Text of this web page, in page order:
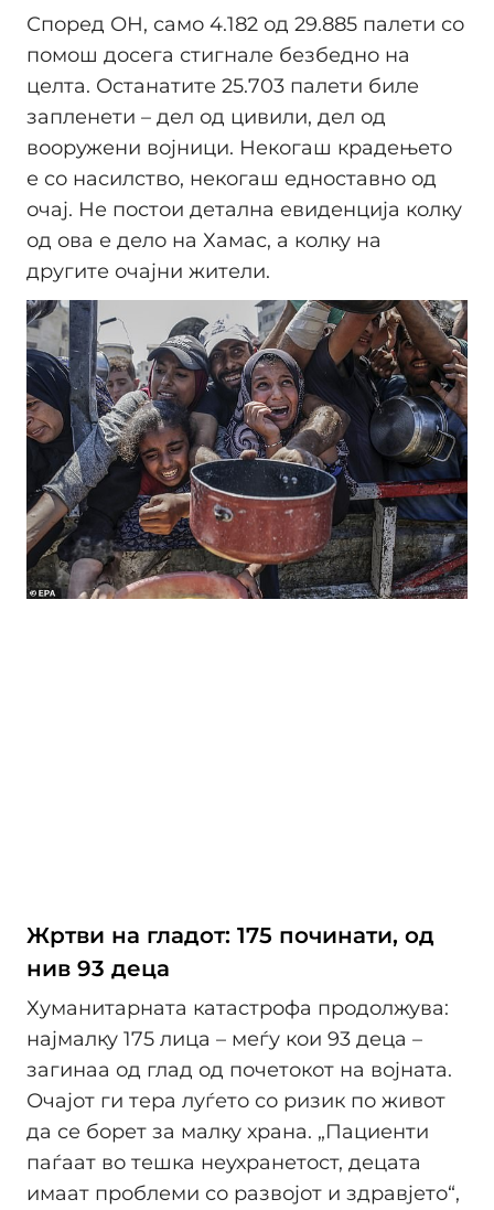
Според ОН, само 4.182 од 29.885 палети со
помош досега стигнале безбедно на
целта. Останатите 25.703 палети биле
запленети – дел од цивили, дел од
вооружени војници. Некогаш крадењето
е со насилство, некогаш едноставно од
очај. Не постои детална евиденција колку
од ова е дело на Хамас, а колку на
другите очајни жители.
Жртви на гладот: 175 починати, од
нив 93 деца
Хуманитарната катастрофа продолжува:
најмалку 175 лица – меѓу кои 93 деца –
загинаа од глад од почетокот на војната.
Очајот ги тера луѓето со ризик по живот
да се борет за малку храна. „Пациенти
паѓаат во тешка неухранетост, децата
имаат проблеми со развојот и здравјето“,